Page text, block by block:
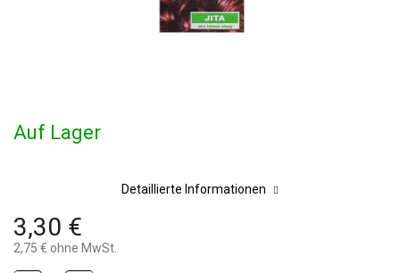
3,30 €
2,75 € ohne MwSt.
Auf Lager
Detaillierte Informationen